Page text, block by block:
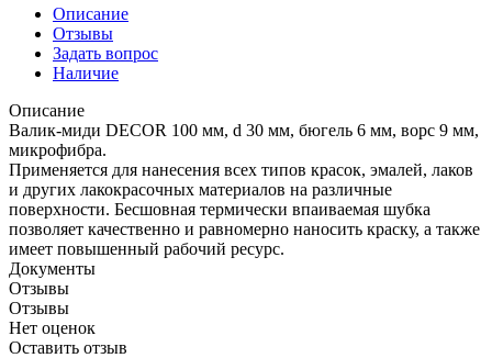
Описание
Отзывы
Задать вопрос
Наличие
Описание
Валик-миди DЕCOR 100 мм, d 30 мм, бюгель 6 мм, ворс 9 мм,
микрофибра.
Применяется для нанесения всех типов красок, эмалей, лаков
и других лакокрасочных материалов на различные
поверхности. Бесшовная термически впаиваемая шубка
позволяет качественно и равномерно наносить краску, а также
имеет повышенный рабочий ресурс.
Документы
Отзывы
Отзывы
Нет оценок
Оставить отзыв